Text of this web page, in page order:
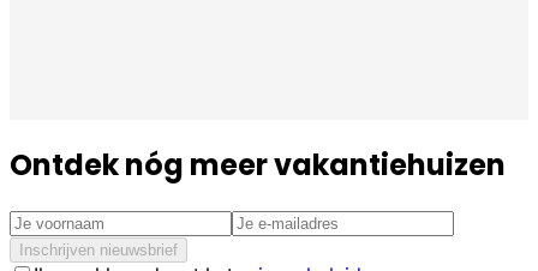
Ontdek nóg meer vakantiehuizen
Inschrijven nieuwsbrief